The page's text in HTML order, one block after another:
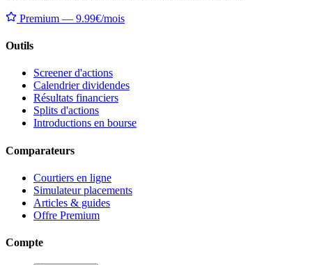
Premium — 9.99€/mois
Outils
Screener d'actions
Calendrier dividendes
Résultats financiers
Splits d'actions
Introductions en bourse
Comparateurs
Courtiers en ligne
Simulateur placements
Articles & guides
Offre Premium
Compte